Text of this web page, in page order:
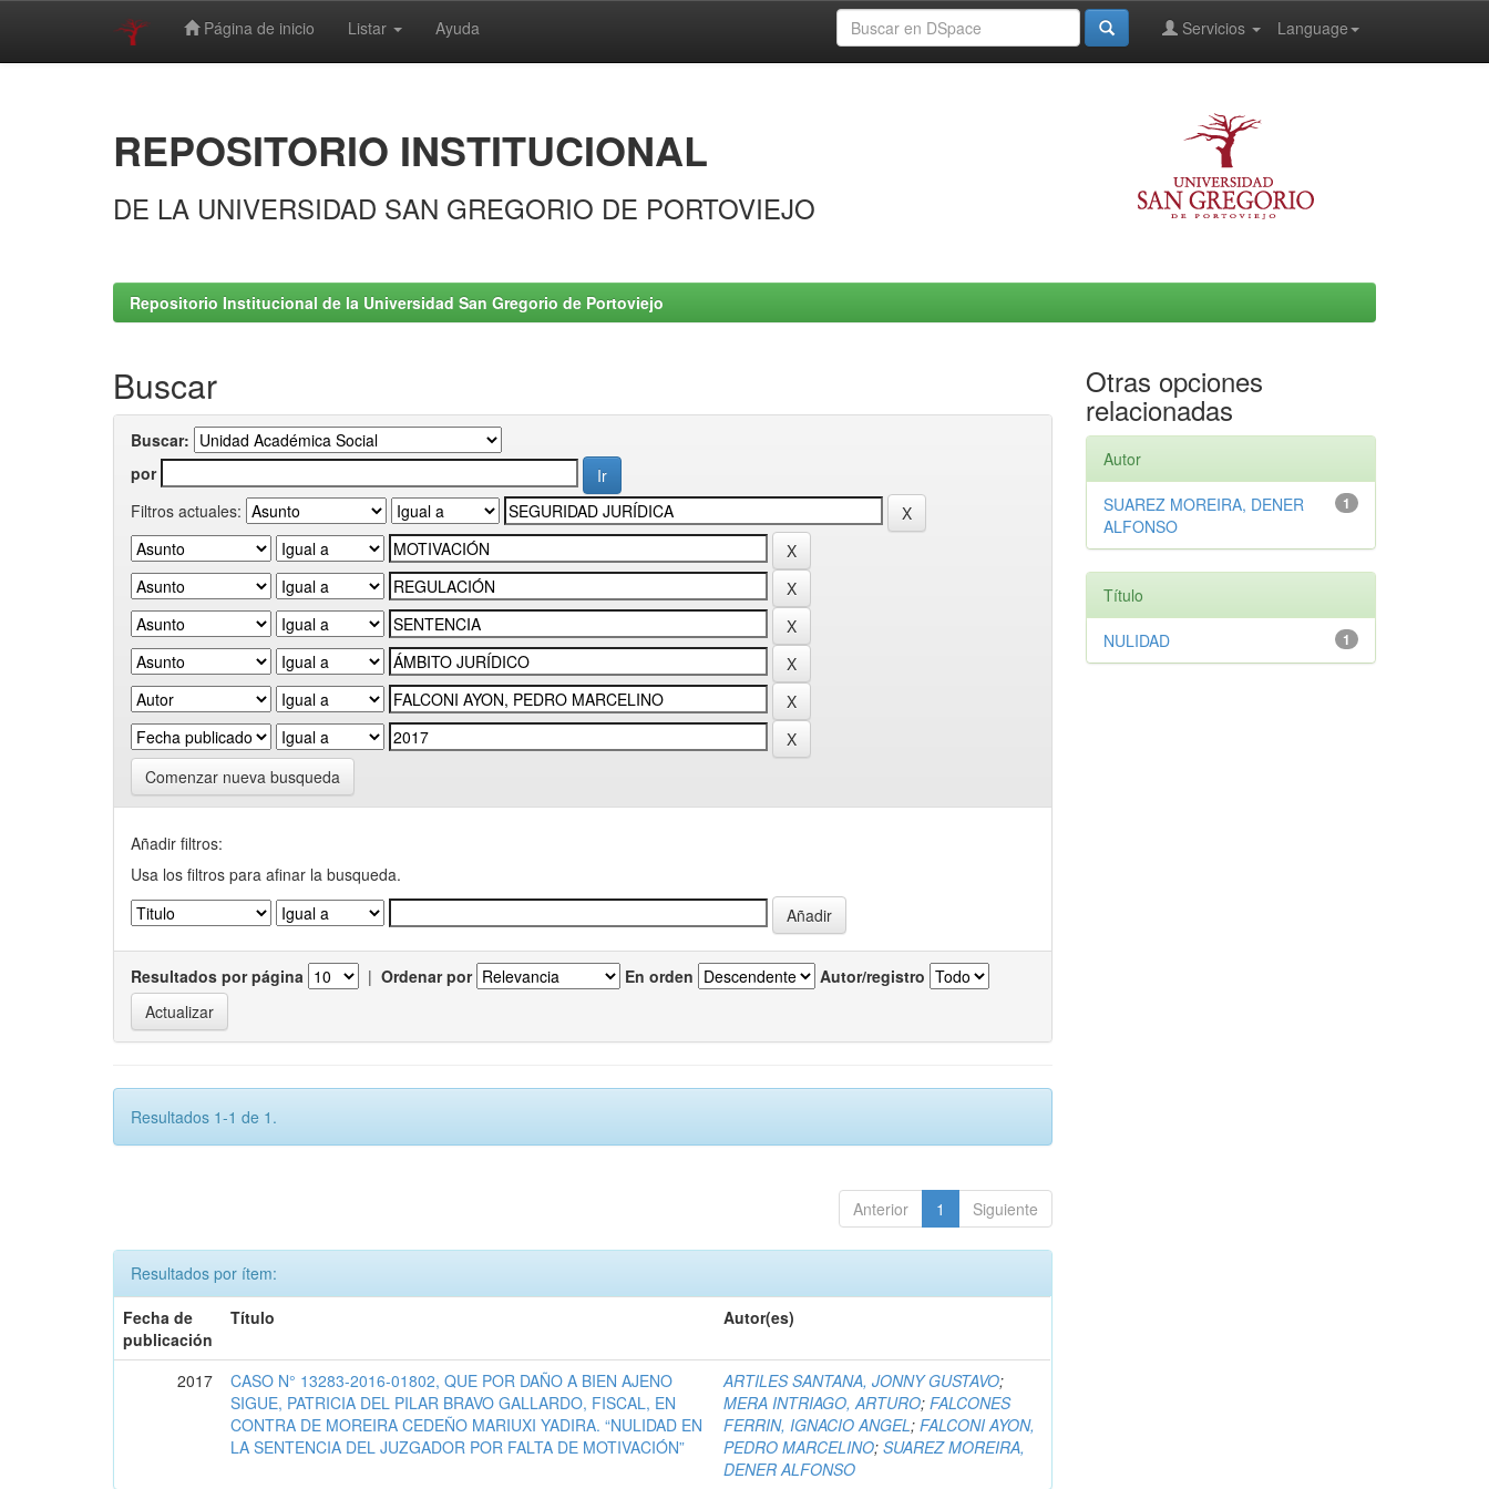
Página de inicio Listar Ayuda Language
Servicios
REPOSITORIO INSTITUCIONAL
DE LA UNIVERSIDAD SAN GREGORIO DE PORTOVIEJO
Repositorio Institucional de la Universidad San Gregorio de Portoviejo
Buscar
Buscar:
por
Filtros actuales:
Comenzar nueva busqueda
Añadir filtros:
Usa los filtros para afinar la busqueda.
Resultados por página | Ordenar por En orden Autor/registro
Resultados 1-1 de 1.
Anterior 1 Siguiente
Resultados por ítem:
Fecha de
publicación
Título Autor(es)
2017
CASO N° 13283-2016-01802, QUE POR DAÑO A BIEN AJENO
SIGUE, PATRICIA DEL PILAR BRAVO GALLARDO, FISCAL, EN
CONTRA DE MOREIRA CEDEÑO MARIUXI YADIRA. “NULIDAD EN
LA SENTENCIA DEL JUZGADOR POR FALTA DE MOTIVACIÓN”
ARTILES SANTANA, JONNY GUSTAVO;
MERA INTRIAGO, ARTURO;FALCONES
FERRIN, IGNACIO ANGEL;FALCONI AYON,
PEDRO MARCELINO;SUAREZ MOREIRA,
DENER ALFONSO
Otras opciones
relacionadas
Autor
1
SUAREZ MOREIRA, DENER
ALFONSO
Título
1
NULIDAD